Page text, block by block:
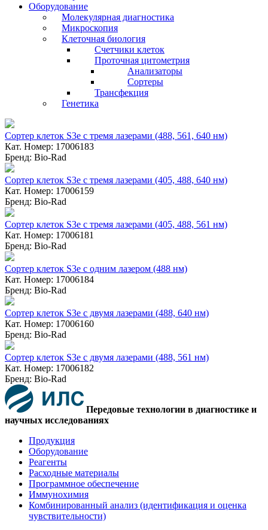
Оборудование
Молекулярная диагностика
Микроскопия
Клеточная биология
Счетчики клеток
Проточная цитометрия
Анализаторы
Сортеры
Трансфекция
Генетика
Сортер клеток S3e с тремя лазерами (488, 561, 640 нм)
Кат. Номер: 17006183
Бренд: Bio-Rad
Сортер клеток S3e с тремя лазерами (405, 488, 640 нм)
Кат. Номер: 17006159
Бренд: Bio-Rad
Сортер клеток S3e с тремя лазерами (405, 488, 561 нм)
Кат. Номер: 17006181
Бренд: Bio-Rad
Сортер клеток S3e с одним лазером (488 нм)
Кат. Номер: 17006184
Бренд: Bio-Rad
Сортер клеток S3e с двумя лазерами (488, 640 нм)
Кат. Номер: 17006160
Бренд: Bio-Rad
Сортер клеток S3e с двумя лазерами (488, 561 нм)
Кат. Номер: 17006182
Бренд: Bio-Rad
Передовые технологии в диагностике и
научных исследованиях
Продукция
Оборудование
Реагенты
Расходные материалы
Программное обеспечение
Иммунохимия
Комбинированный анализ (идентификация и оценка
чувствительности)